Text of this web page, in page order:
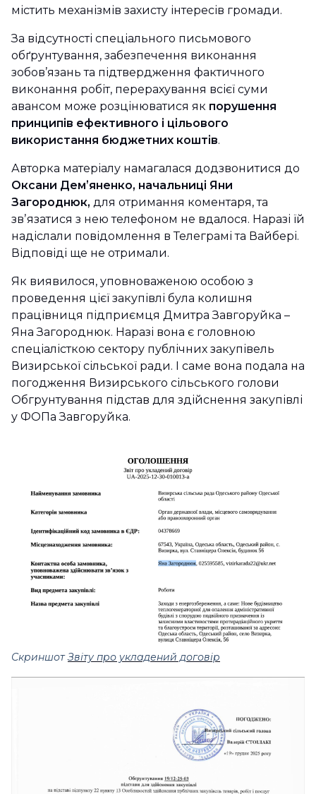
містить механізмів захисту інтересів громади.
За відсутності спеціального письмового
обґрунтування, забезпечення виконання
зобов’язань та підтвердження фактичного
виконання робіт, перерахування всієї суми
авансом може розцінюватися як порушення
принципів ефективного і цільового
використання бюджетних коштів.
Авторка матеріалу намагалася додзвонитися до
Оксани Демʼяненко, начальниці Яни
Загороднюк, для отримання коментаря, та
звʼязатися з нею телефоном не вдалося. Наразі їй
надіслали повідомлення в Телеграмі та Вайбері.
Відповіді ще не отримали.
Як виявилося, уповноваженою особою з
проведення цієї закупівлі була колишня
працівниця підприємця Дмитра Завгоруйка –
Яна Загороднюк. Наразі вона є головною
спеціалісткою сектору публічних закупівель
Визирської сільської ради. І саме вона подала на
погодження Визирського сільського голови
Обгрунтування підстав для здійснення закупівлі
у ФОПа Завгоруйка.
СкриншотЗвіту про укладений договір